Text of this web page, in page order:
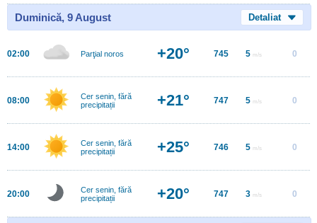
Duminică, 9 August Detaliat
02:00 Parţial noros +20° 745 5 m/s 0
08:00
Cer senin, fără
precipitații
+21° 747 5 m/s 0
14:00
Cer senin, fără
precipitații
+25° 746 5 m/s 0
20:00
Cer senin, fără
precipitații
+20° 747 3 m/s 0